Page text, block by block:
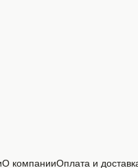
О компанииОплата и